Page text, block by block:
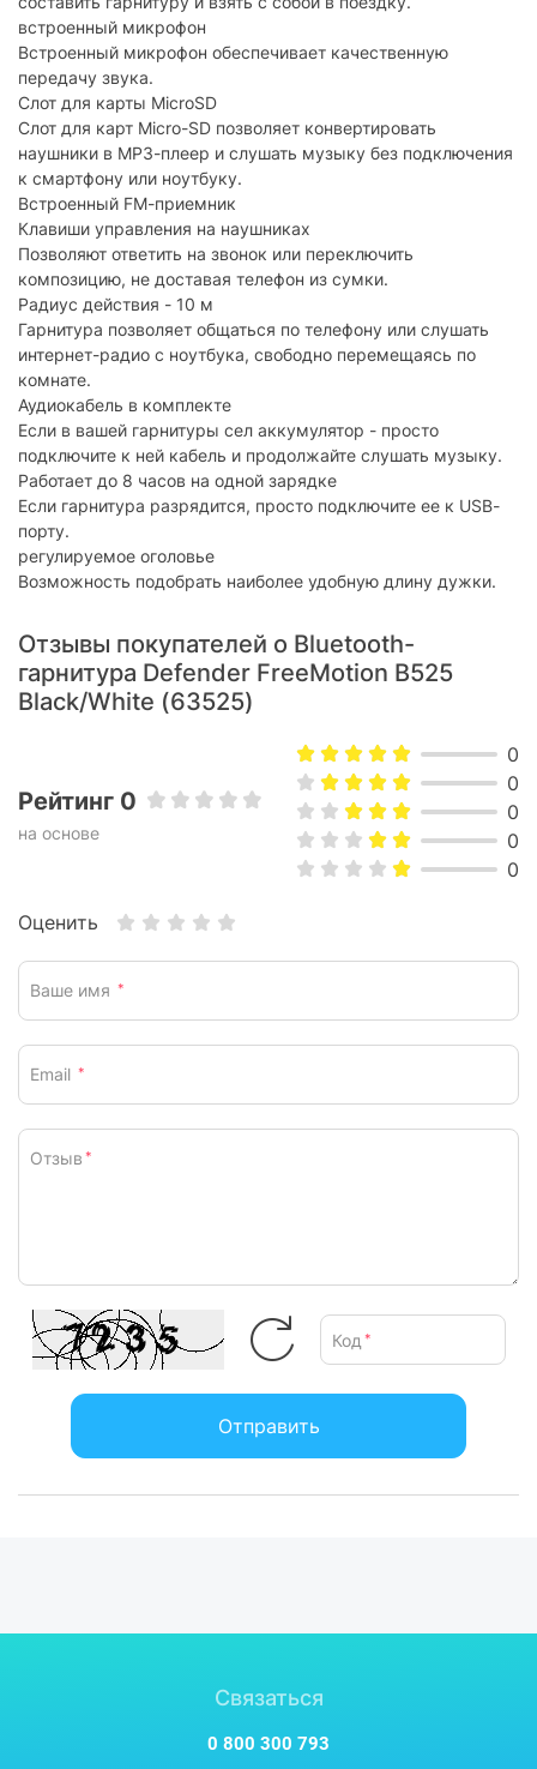
Цвет: черный/белый
Характеристики и комплектация товара могут изменяться
производителем без уведомления.
встроенный микрофон
Встроенный микрофон обеспечивает качественную
передачу звука.
Слот для карты MicroSD
Слот для карт Micro-SD позволяет конвертировать
наушники в MP3-плеер и слушать музыку без подключения
к смартфону или ноутбуку.
Встроенный FM-приемник
Клавиши управления на наушниках
Позволяют ответить на звонок или переключить
композицию, не доставая телефон из сумки.
Радиус действия - 10 м
Гарнитура позволяет общаться по телефону или слушать
интернет-радио с ноутбука, свободно перемещаясь по
комнате.
Аудиокабель в комплекте
Если в вашей гарнитуры сел аккумулятор - просто
подключите к ней кабель и продолжайте слушать музыку.
Работает до 8 часов на одной зарядке
Если гарнитура разрядится, просто подключите ее к USB-
порту.
регулируемое оголовье
Возможность подобрать наиболее удобную длину дужки.
Отзывы покупателей о Bluetooth-
гарнитура Defender FreeMotion B525
Black/White (63525)
Рейтинг 0
на основе
0
0
0
0
0
Оценить
Ваше имя *
Email *
Отзыв *
Код *
Отправить
Связаться
0 800 300 793